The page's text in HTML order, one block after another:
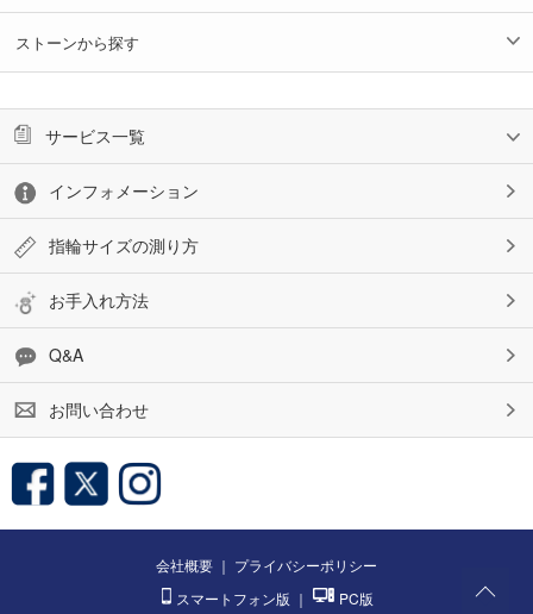
ストーンから探す
サービス一覧
インフォメーション
指輪サイズの測り方
お手入れ方法
Q&A
お問い合わせ
会社概要 ｜ プライバシーポリシー
スマートフォン版 ｜ PC版